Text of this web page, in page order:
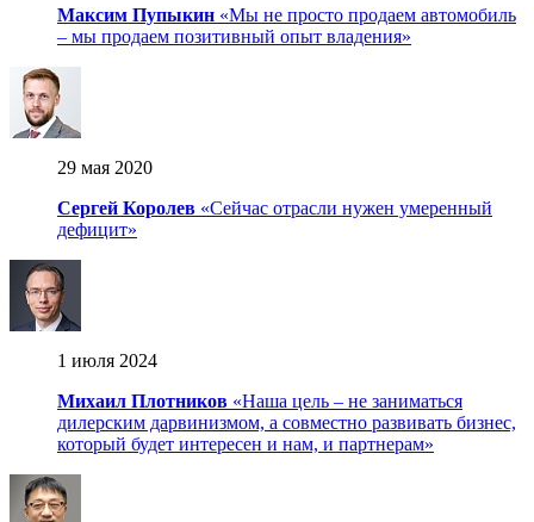
Максим Пупыкин «Мы не просто продаем автомобиль
– мы продаем позитивный опыт владения»
29 мая 2020
Сергей Королев «Сейчас отрасли нужен умеренный
дефицит»
1 июля 2024
Михаил Плотников «Наша цель – не заниматься
дилерским дарвинизмом, а совместно развивать бизнес,
который будет интересен и нам, и партнерам»